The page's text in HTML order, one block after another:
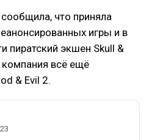
что приняла
игры и в
пиратский экшен Skull &
компания всё ещё
& Evil 2.